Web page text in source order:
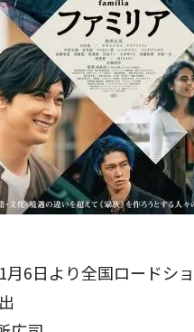
月6日より全国ロードショ